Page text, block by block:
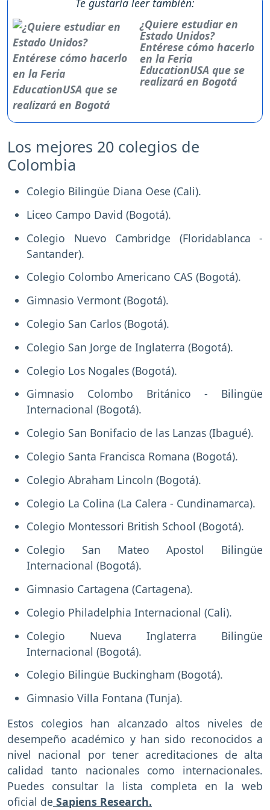
Te gustaría leer también:
¿Quiere estudiar en
Estado Unidos?
Entérese cómo hacerlo
en la Feria
EducationUSA que se
realizará en Bogotá
Los mejores 20 colegios de
Colombia
Colegio Bilingüe Diana Oese (Cali).
Liceo Campo David (Bogotá).
Colegio Nuevo Cambridge (Floridablanca -
Santander).
Colegio Colombo Americano CAS (Bogotá).
Gimnasio Vermont (Bogotá).
Colegio San Carlos (Bogotá).
Colegio San Jorge de Inglaterra (Bogotá).
Colegio Los Nogales (Bogotá).
Gimnasio Colombo Británico - Bilingüe
Internacional (Bogotá).
Colegio San Bonifacio de las Lanzas (Ibagué).
Colegio Santa Francisca Romana (Bogotá).
Colegio Abraham Lincoln (Bogotá).
Colegio La Colina (La Calera - Cundinamarca).
Colegio Montessori British School (Bogotá).
Colegio San Mateo Apostol Bilingüe
Internacional (Bogotá).
Gimnasio Cartagena (Cartagena).
Colegio Philadelphia Internacional (Cali).
Colegio Nueva Inglaterra Bilingüe
Internacional (Bogotá).
Colegio Bilingüe Buckingham (Bogotá).
Gimnasio Villa Fontana (Tunja).
Estos colegios han alcanzado altos niveles de
desempeño académico y han sido reconocidos a
nivel nacional por tener acreditaciones de alta
calidad tanto nacionales como internacionales.
Puedes consultar la lista completa en la web
oficial de Sapiens Research.